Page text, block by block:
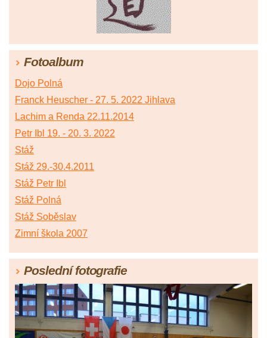
Fotoalbum
Dojo Polná
Franck Heuscher - 27. 5. 2022 Jihlava
Lachim a Renda 22.11.2014
Petr Ibl 19. - 20. 3. 2022
Stáž
Stáž 29.-30.4.2011
Stáž Petr Ibl
Stáž Polná
Stáž Soběslav
Zimní škola 2007
Poslední fotografie